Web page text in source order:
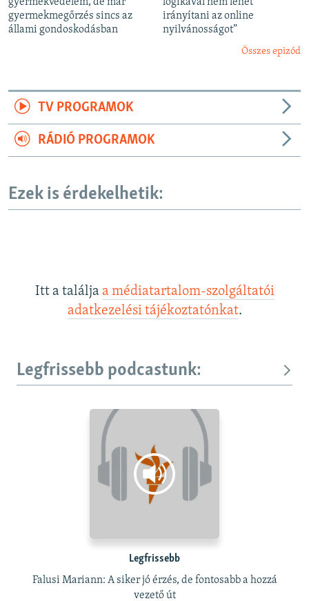
gyermekvédelem, de már
gyermekmegőrzés sincs az
állami gondoskodásban
logikával nem lehet
irányítani az online
nyilvánosságot”
Összes epizód
TV PROGRAMOK
RÁDIÓ PROGRAMOK
Ezek is érdekelhetik:
Itt a találja a médiatartalom-szolgáltatói
adatkezelési tájékoztatónkat.
Legfrissebb podcastunk:
Legfrissebb
Falusi Mariann: A siker jó érzés, de fontosabb a hozzá
vezető út